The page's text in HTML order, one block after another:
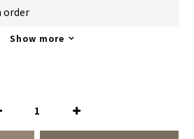
order
Show more